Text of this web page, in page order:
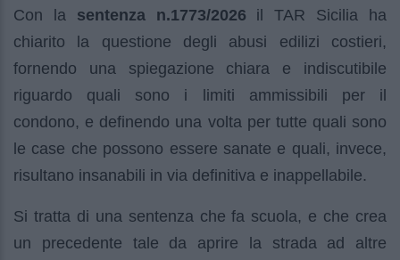
Con lasentenza n.1773/2026 il TAR Sicilia ha
chiarito la questione degli abusi edilizi costieri,
fornendo una spiegazione chiara e indiscutibile
riguardo quali sono i limiti ammissibili per il
condono, e definendo una volta per tutte quali sono
le case che possono essere sanate e quali, invece,
risultano insanabili in via definitiva e inappellabile.
Si tratta di una sentenza che fa scuola, e che crea
un precedente tale da aprire la strada ad altre